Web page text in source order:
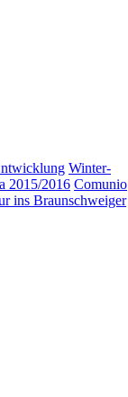
Winter-
2015/2016 Comunio
ins Braunschweiger